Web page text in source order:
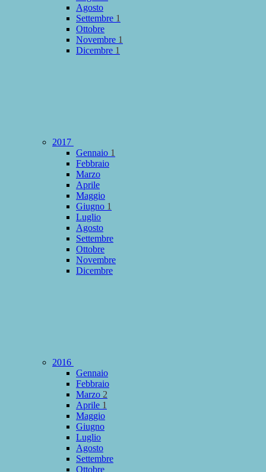
Agosto
Settembre 1
Ottobre
Novembre 1
Dicembre 1
2017
Gennaio 1
Febbraio
Marzo
Aprile
Maggio
Giugno 1
Luglio
Agosto
Settembre
Ottobre
Novembre
Dicembre
2016
Gennaio
Febbraio
Marzo 2
Aprile 1
Maggio
Giugno
Luglio
Agosto
Settembre
Ottobre